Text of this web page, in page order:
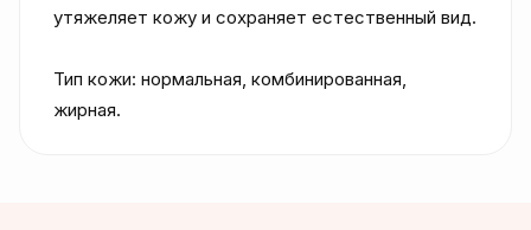
утяжеляет кожу и сохраняет естественный вид.
Тип кожи: нормальная, комбинированная,
жирная.